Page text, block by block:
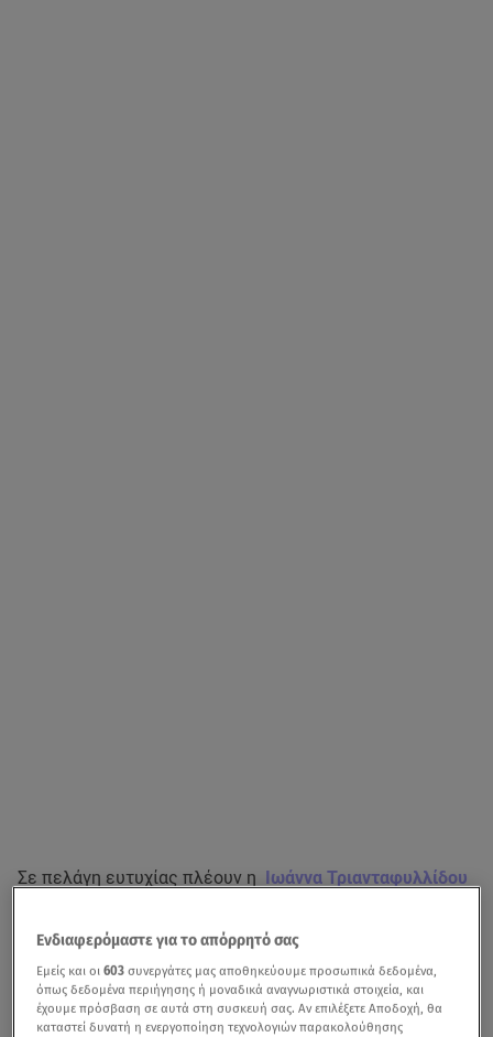
Σε πελάγη ευτυχίας πλέουν η Ιωάννα Τριανταφυλλίδου
Σεπτεμβρίου, έγιναν γονείς για πρώτη φορά. Η ηθοποιός
μάλιστα ανέβασε και την πατουσίτσα του γιου της
ευχαριστώντας μεταξύ άλλων και τον σύζυγό της που
στάθηκε δίπλα της από την πρώτη στιγμή.
Ενδιαφερόμαστε για το απόρρητό σας
Εμείς και οι603 συνεργάτες μας αποθηκεύουμε προσωπικά δεδομένα,
όπως δεδομένα περιήγησης ή μοναδικά αναγνωριστικά στοιχεία, και
έχουμε πρόσβαση σε αυτά στη συσκευή σας. Αν επιλέξετε Αποδοχή, θα
καταστεί δυνατή η ενεργοποίηση τεχνολογιών παρακολούθησης